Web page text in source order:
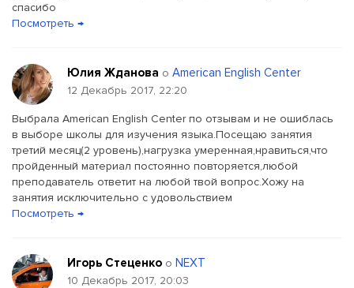
спасибо
Посмотреть →
Юлия Жданова о American English Center
12 Декабрь 2017, 22:20
Выбрала American English Center по отзывам и не ошиблась
в выборе школы для изучения языка.Посещаю занятия
третий месяц(2 уровень),нагрузка умеренная,нравиться,что
пройденный материал постоянно повторяется,любой
преподаватель ответит на любой твой вопрос.Хожу на
занятия исключительно с удовольствием
Посмотреть →
Игорь Стеценко о NEXT
10 Декабрь 2017, 20:03